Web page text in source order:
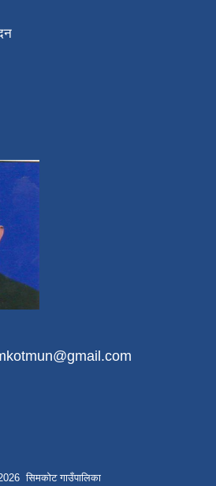
सिमकोट गाउँपालिका